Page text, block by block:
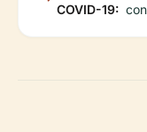
COVID-19: